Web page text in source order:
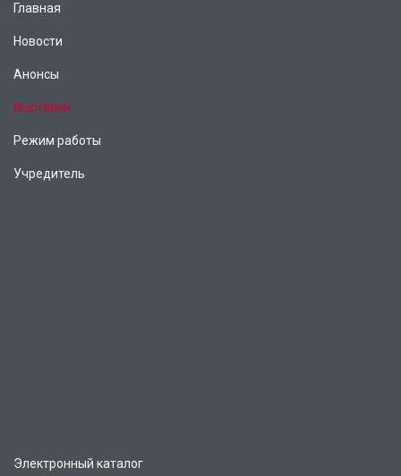
Главная
Новости
Анонсы
Выставки
Режим работы
Учредитель
Электронный каталог